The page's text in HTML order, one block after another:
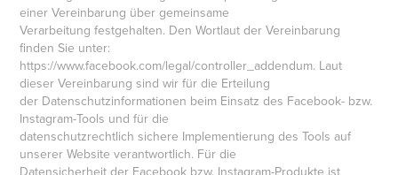
einer Vereinbarung über gemeinsame
Verarbeitung festgehalten. Den Wortlaut der Vereinbarung
finden Sie unter:
https://www.facebook.com/legal/controller_addendum. Laut
dieser Vereinbarung sind wir für die Erteilung
der Datenschutzinformationen beim Einsatz des Facebook- bzw.
Instagram-Tools und für die
datenschutzrechtlich sichere Implementierung des Tools auf
unserer Website verantwortlich. Für die
Datensicherheit der Facebook bzw. Instagram-Produkte ist